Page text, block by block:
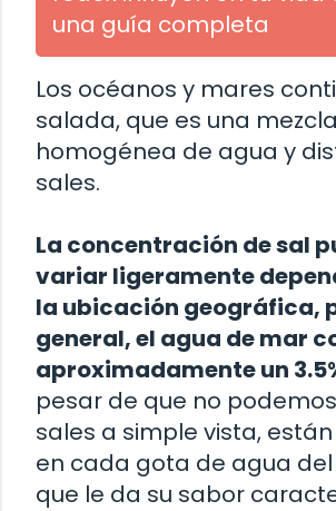
una guía completa
Los océanos y mares
salada, que es una mezcla
homogénea de agua y
sales.
La concentración de sal
variar ligeramente
la ubicación geográfica,
general, el agua de mar
aproximadamente un
pesar de que no
sales a simple vista,
en cada gota de agua
que le da su sabor